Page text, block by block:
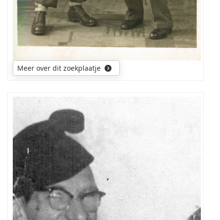
Meer over dit zoekplaatje
Wie
is
deze
persoon